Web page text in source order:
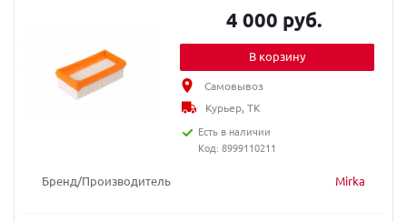
Бренд/Производитель Mirka
4 000 руб.
В корзину
Самовывоз
Курьер, ТК
Есть в наличии
Код: 8999110211